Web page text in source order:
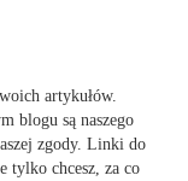
artykułów.
blogu są naszego
zgody. Linki do
tylko chcesz, za co